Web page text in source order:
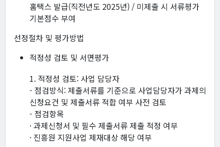
홈택스 발급(직전년도 2025년) / 미제출 시 서류평가
기본점수 부여
선정절차 및 평가방법
적정성 검토 및 서면평가
1. 적정성 검토: 사업 담당자
- 점검방식: 제출서류를 기준으로 사업담당자가 과제의
신청요건 및 제출서류 적합 여부 사전 검토
- 점검항목
· 과제신청서 및 필수 제출서류 제출 적정 여부
· 진흥원 지원사업 제재대상 해당 여부